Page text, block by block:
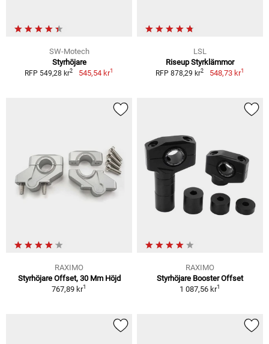
SW-Motech
Styrhöjare
RFP 549,28 kr2 545,54 kr1
LSL
Riseup Styrklämmor
RFP 878,29 kr2 548,73 kr1
RAXIMO
Styrhöjare Offset, 30 Mm Höjd
767,89 kr1
RAXIMO
Styrhöjare Booster Offset
1 087,56 kr1